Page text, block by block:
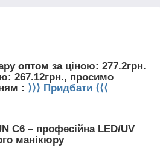
оптом за ціною: 277.2грн.
267.12грн., просимо
: ⟩⟩⟩ Придбати ⟨⟨⟨
C6 – професійна LED/UV
манікюру